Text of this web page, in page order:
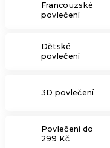
Francouzské
povlečení
Dětské
povlečení
3D povlečení
Povlečení do
299 Kč